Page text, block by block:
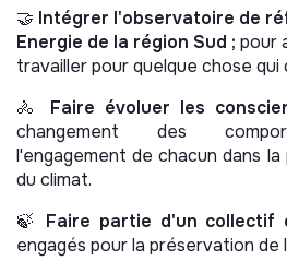
🤝 Intégrer l'observatoire de
Energie de la région Sud ; pour
travailler pour quelque chose qui
🚴 Faire évoluer les
changement des
l'engagement de chacun dans
du climat.
🍃 Faire partie d'un collectif
engagés pour la préservation de